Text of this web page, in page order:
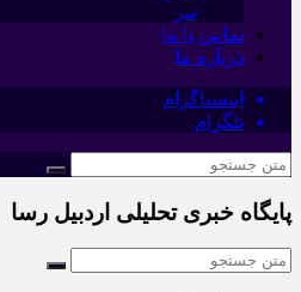
نیر
تماس با ما
درباره ما
اینستاگرام
تلگرام
پایگاه خبری تحلیلی اردبیل رسا